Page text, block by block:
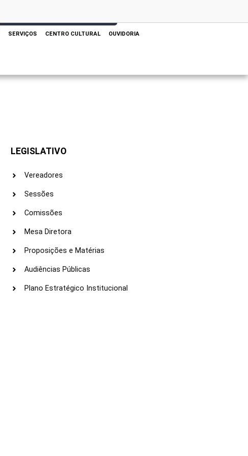
SERVIÇOS CENTRO CULTURAL OUVIDORIA
LEGISLATIVO
Vereadores
Sessões
Comissões
Mesa Diretora
Proposições e Matérias
Audiências Públicas
Plano Estratégico Institucional